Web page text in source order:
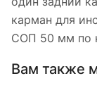
карман для
СОП 50 мм по
Вам также